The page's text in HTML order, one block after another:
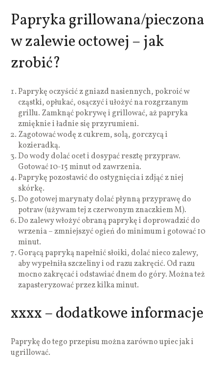
Papryka grillowana/pieczona
w zalewie octowej – jak
zrobić?
Paprykę oczyścić z gniazd nasiennych, pokroić w
cząstki, opłukać, osączyć i ułożyć na rozgrzanym
grillu. Zamknąć pokrywę i grillować, aż papryka
zmięknie i ładnie się przyrumieni.
Zagotować wodę z cukrem, solą, gorczycą i
kozieradką.
Do wody dolać ocet i dosypać resztę przypraw.
Gotować 10-15 minut od zawrzenia.
Paprykę pozostawić do ostygnięcia i zdjąć z niej
skórkę.
Do gotowej marynaty dolać płynną przyprawę do
potraw (używam tej z czerwonym znaczkiem M).
Do zalewy włożyć obraną paprykę i doprowadzić do
wrzenia – zmniejszyć ogień do minimum i gotować 10
minut.
Gorącą papryką napełnić słoiki, dolać nieco zalewy,
aby wypełniła szczeliny i od razu zakręcić. Od razu
mocno zakręcać i odstawiać dnem do góry. Można też
zapasteryzować przez kilka minut.
xxxx – dodatkowe informacje
Paprykę do tego przepisu można zarówno upiec jak i
ugrillować.